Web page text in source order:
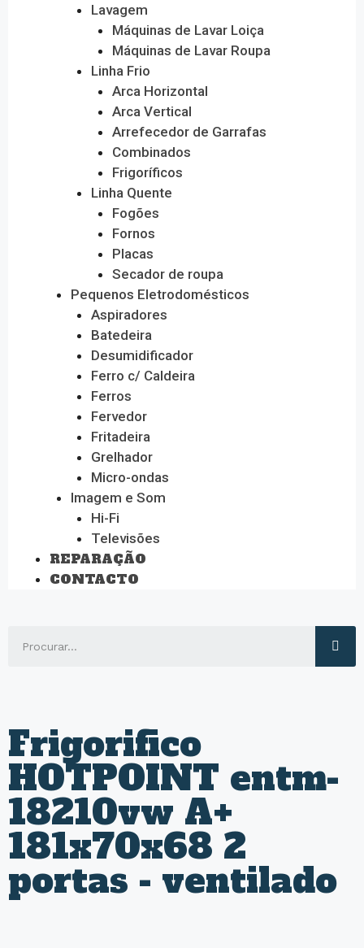
Lavagem
Máquinas de Lavar Loiça
Máquinas de Lavar Roupa
Linha Frio
Arca Horizontal
Arca Vertical
Arrefecedor de Garrafas
Combinados
Frigoríficos
Linha Quente
Fogões
Fornos
Placas
Secador de roupa
Pequenos Eletrodomésticos
Aspiradores
Batedeira
Desumidificador
Ferro c/ Caldeira
Ferros
Fervedor
Fritadeira
Grelhador
Micro-ondas
Imagem e Som
Hi-Fi
Televisões
REPARAÇÃO
CONTACTO
Frigorifico
HOTPOINT entm-
18210vw A+
181x70x68 2
portas - ventilado